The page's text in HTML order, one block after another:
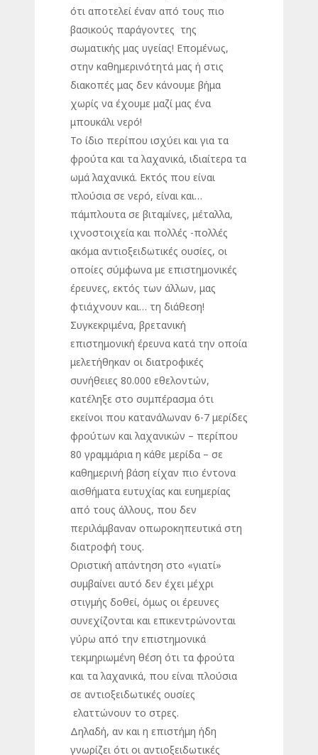
ότι αποτελεί έναν από τους πιο
βασικούς παράγοντες της
σωματικής μας υγείας! Επομένως,
στην καθημερινότητά μας ή στις
διακοπές μας δεν κάνουμε βήμα
χωρίς να έχουμε μαζί μας ένα
μπουκάλι νερό!
Το ίδιο περίπου ισχύει και για τα
φρούτα και τα λαχανικά, ιδιαίτερα τα
ωμά λαχανικά. Εκτός που είναι
πλούσια σε νερό, είναι και…
πάμπλουτα σε βιταμίνες, μέταλλα,
ιχνοστοιχεία και πολλές -πολλές
ακόμα αντιοξειδωτικές ουσίες, οι
οποίες σύμφωνα με επιστημονικές
έρευνες, εκτός των άλλων, μας
φτιάχνουν και… τη διάθεση!
Συγκεκριμένα, βρετανική
επιστημονική έρευνα κατά την οποία
μελετήθηκαν οι διατροφικές
συνήθειες 80.000 εθελοντών,
κατέληξε στο συμπέρασμα ότι
εκείνοι που κατανάλωναν 6-7 μερίδες
φρούτων και λαχανικών – περίπου
80 γραμμάρια η κάθε μερίδα – σε
καθημερινή βάση είχαν πιο έντονα
αισθήματα ευτυχίας και ευημερίας
από τους άλλους, που δεν
περιλάμβαναν οπωροκηπευτικά στη
διατροφή τους.
Οριστική απάντηση στο «γιατί»
συμβαίνει αυτό δεν έχει μέχρι
στιγμής δοθεί, όμως οι έρευνες
συνεχίζονται και επικεντρώνονται
γύρω από την επιστημονικά
τεκμηριωμένη θέση ότι τα φρούτα
και τα λαχανικά, που είναι πλούσια
σε αντιοξειδωτικές ουσίες
ελαττώνουν το στρες.
Δηλαδή, αν και η επιστήμη ήδη
γνωρίζει ότι οι αντιοξειδωτικές